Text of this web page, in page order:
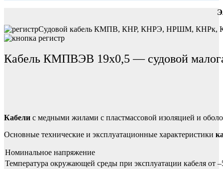
Судовой кабель КМПВ, КНР, КНРЭ, НРШМ, КНРк,
Кабель КМПВЭВ 19х0,5 — судовой
Кабели с медными жилами с пластмассовой изоляцией и
Основные технические и эксплуатационные характеристики
Номинальное напряжение
Температура окружающей среды при эксплуатации кабеля от